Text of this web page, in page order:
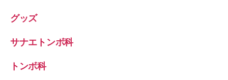
グッズ
サナエトンボ科
トンボ科